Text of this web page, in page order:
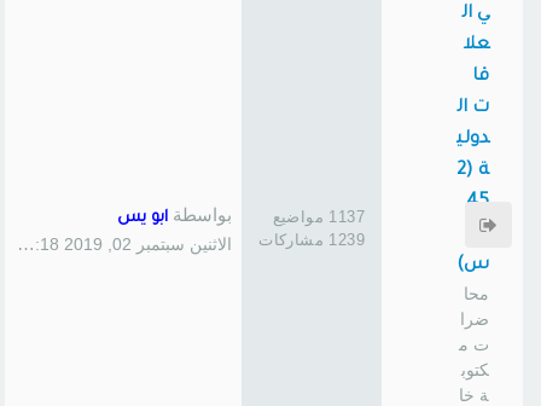
ي ال
علا
قا
ت ال
دولي
ة (2
45
سا
س)
محا
ضرا
ت م
كتوب
ة خا
1137 مواضيع
1239 مشاركات
بواسطة ابو يس
الاثنين سبتمبر 02, 2019 1:18 pm